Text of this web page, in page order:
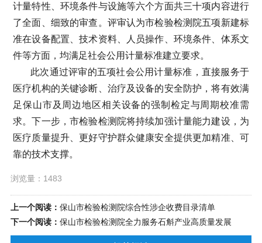
计量特性、环境条件与设施等六个方面共三十项内容进行
了全面、细致的审查。评审认为市检验检测院五项新建标
准在设备配置、技术资料、人员操作、环境条件、体系文
件等方面，均满足社会公用计量标准建立要求。
此次通过评审的五项社会公用计量标准，直接服务于
医疗机构的关键诊断、治疗及设备的安全防护，将有效满
足保山市及周边地区相关设备的强制检定与周期校准需
求。下一步，市检验检测院将持续加强计量能力建设，为
医疗质量提升、更好守护群众健康安全提供更加精准、可
靠的技术支撑。
浏览量：1483
上一个阅读： 保山市检验检测院综合性涉企收费目录清单
下一个阅读： 保山市检验检测院全力服务石斛产业高质量发展